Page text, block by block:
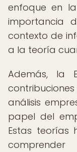
enfoque en
importancia
contexto de
a la teoría
Además, la
análisis
papel del
Estas teorías